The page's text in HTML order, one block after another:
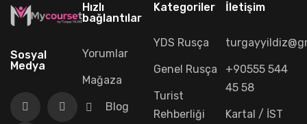
Sosyal
Medya
Hızlı
bağlantılar
Yorumlar
Mağaza
Blog
Kategoriler
YDS Rusça
Genel Rusça
Turist
Rehberliği
İletişim
+90555 544
45 58
Kartal / İST